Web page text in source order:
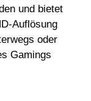
und bietet
Auflösung
oder
Gamings